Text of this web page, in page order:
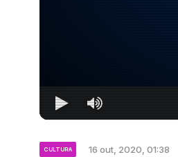
CULTURA 16 out, 2020, 01:38